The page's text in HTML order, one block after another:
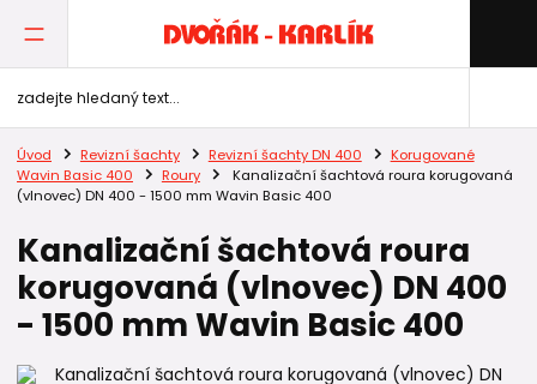
Úvod Revizní šachty Revizní šachty DN 400
Korugované
Wavin Basic 400
Roury
Kanalizační šachtová roura korugovaná
(vlnovec) DN 400 - 1500 mm Wavin Basic 400
Kanalizační šachtová roura
korugovaná (vlnovec) DN 400
- 1500 mm Wavin Basic 400